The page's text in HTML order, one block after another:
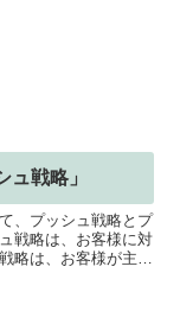
戦略」
、プッシュ戦略とプ
戦略は、お客様に対
略は、お客様が主体